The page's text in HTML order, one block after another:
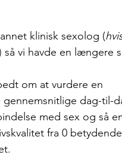
klinisk sexolog (
så vi havde en længere
om at vurdere en
gennemsnitlige dag-til-
med sex og så
fra 0 betydende